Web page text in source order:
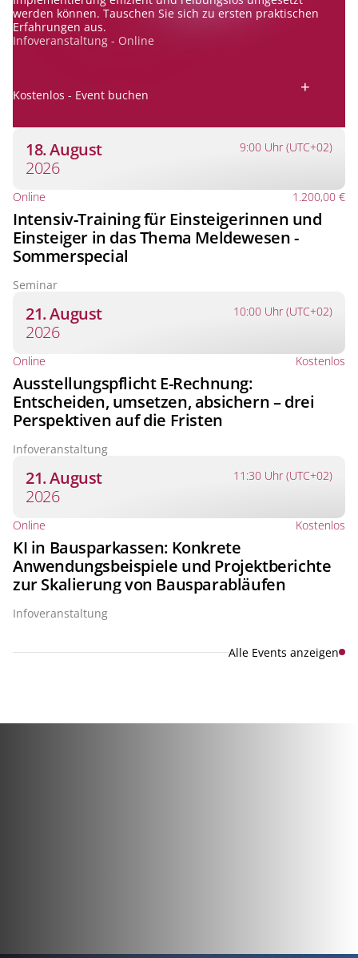
werden können. Tauschen Sie sich zu ersten praktischen
Erfahrungen aus.
Infoveranstaltung - Online
Kostenlos - Event buchen +
18. August
2026
9:00 Uhr (UTC+02)
Online 1.200,00 €
Intensiv-Training für Einsteigerinnen und
Einsteiger in das Thema Meldewesen -
Sommerspecial
Seminar
21. August
2026
10:00 Uhr (UTC+02)
Online Kostenlos
Ausstellungspflicht E-Rechnung:
Entscheiden, umsetzen, absichern – drei
Perspektiven auf die Fristen
Infoveranstaltung
21. August
2026
11:30 Uhr (UTC+02)
Online Kostenlos
KI in Bausparkassen: Konkrete
Anwendungsbeispiele und Projektberichte
zur Skalierung von Bausparabläufen
Infoveranstaltung
Alle Events anzeigen